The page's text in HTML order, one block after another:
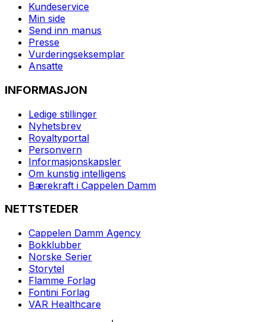
Kundeservice
Min side
Send inn manus
Presse
Vurderingseksemplar
Ansatte
INFORMASJON
Ledige stillinger
Nyhetsbrev
Royaltyportal
Personvern
Informasjonskapsler
Om kunstig intelligens
Bærekraft i Cappelen Damm
NETTSTEDER
Cappelen Damm Agency
Bokklubber
Norske Serier
Storytel
Flamme Forlag
Fontini Forlag
VAR Healthcare